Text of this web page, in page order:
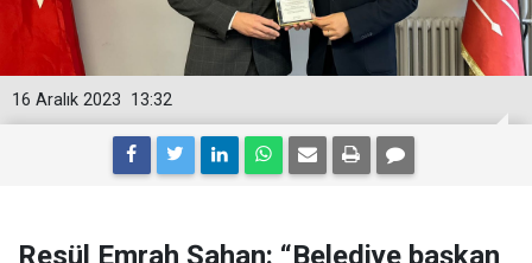
13:32
16 Aralık 2023
Resül Emrah Şahan: “Belediye başkan